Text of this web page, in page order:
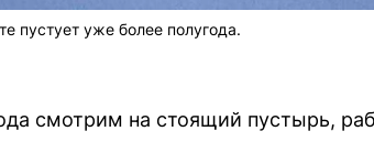
пустует уже более полугода.
смотрим на стоящий пустырь,